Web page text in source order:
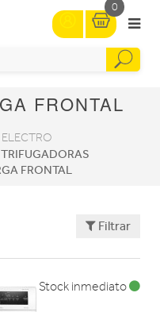
0
FRONTAL
FRONTAL
Filtrar
Stock inmediato